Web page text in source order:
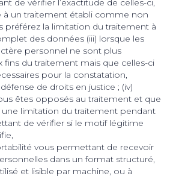
de vérifier l’exactitude de celles-ci,
à un traitement établi comme non
préférez la limitation du traitement à
des données (iii) lorsque les
personnel ne sont plus
fins du traitement mais que celles-ci
pour la constatation,
de droits en justice ; (iv)
êtes opposés au traitement et que
une limitation du traitement pendant
de vérifier si le motif légitime
vous permettant de recevoir
dans un format structuré,
et lisible par machine, ou à